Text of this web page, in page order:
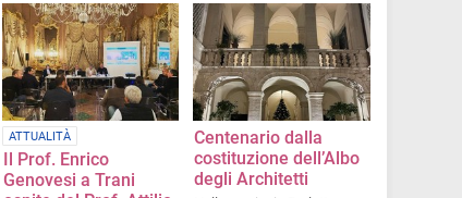
ATTUALITÀ
Il Prof. Enrico
Genovesi a Trani
Centenario dalla
costituzione dell’Albo
degli Architetti